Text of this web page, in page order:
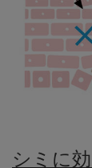
シミに